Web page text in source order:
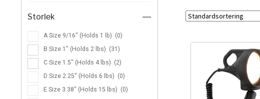
Storlek —
A Size 9/16″ (Holds 1 lb) (0)
B Size 1″ (Holds 2 lbs) (31)
C Size 1.5″ (Holds 4 lbs) (2)
D Size 2.25″ (Holds 6 lbs) (0)
E Size 3.38″ (Holds 15 lbs) (0)